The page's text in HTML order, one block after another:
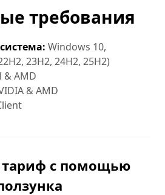
требования
Windows 10,
23H2, 24H2, 25H2)
& AMD
& AMD
тариф с помощью